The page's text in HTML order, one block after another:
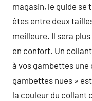
magasin, le guide se
êtes entre deux
meilleure. Il sera
en confort. Un
à vos gambettes
gambettes nues »
la couleur du collant